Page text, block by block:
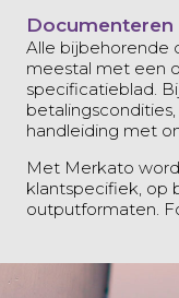
Documenteren
Alle bijbehorende
meestal met een
specificatieblad.
handleiding met
Met Merkato
klantspecifiek, op
outputformaten.